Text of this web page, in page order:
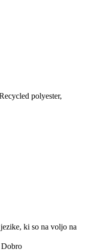
polyester,
ki so na voljo na
Dobro